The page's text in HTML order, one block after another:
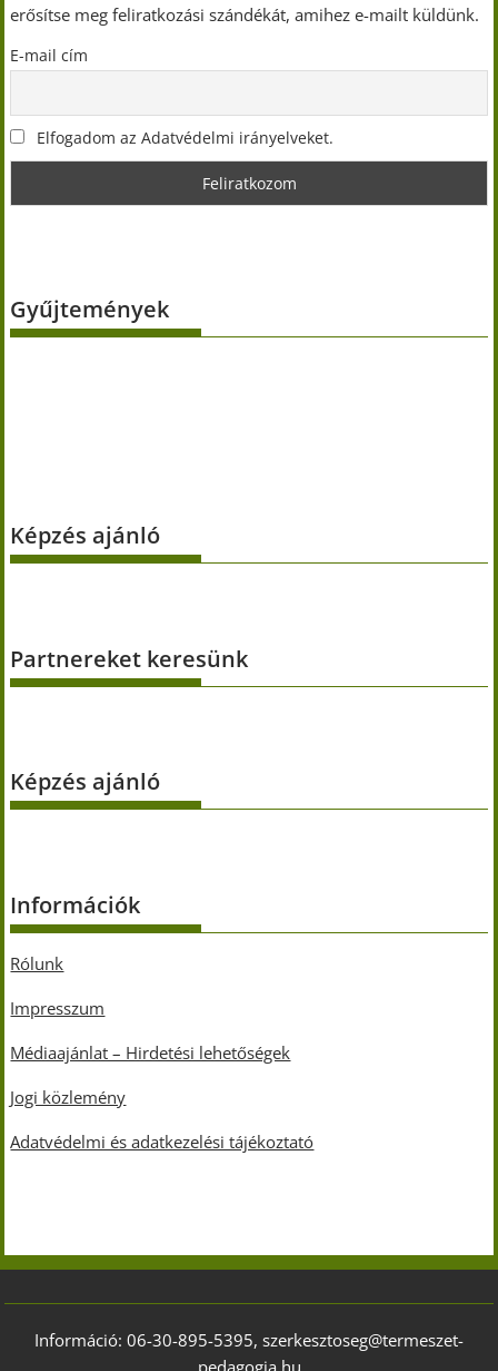
erősítse meg feliratkozási szándékát, amihez e-mailt küldünk.
E-mail cím
Elfogadom az Adatvédelmi irányelveket.
Gyűjtemények
Képzés ajánló
Partnereket keresünk
Képzés ajánló
Információk
Rólunk
Impresszum
Médiaajánlat – Hirdetési lehetőségek
Jogi közlemény
Adatvédelmi és adatkezelési tájékoztató
Információ: 06-30-895-5395, szerkesztoseg@termeszet-
pedagogia.hu